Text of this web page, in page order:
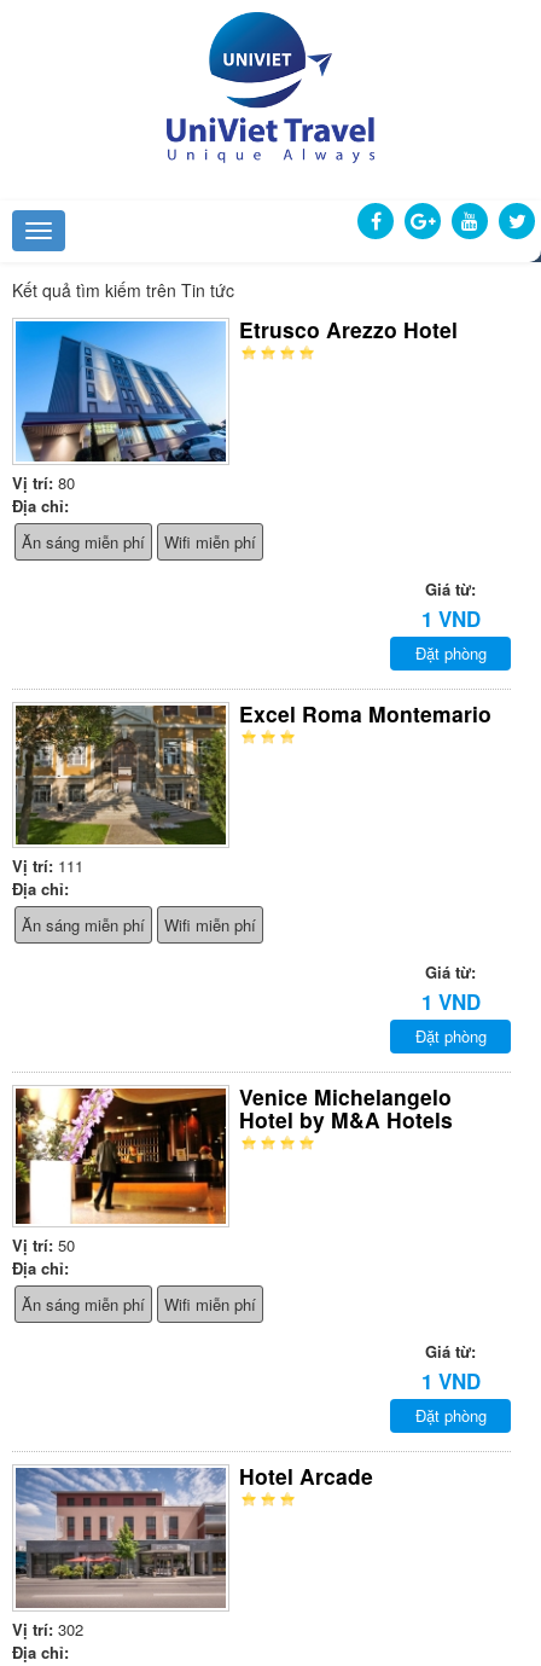
Kết quả tìm kiếm trên Tin tức
Etrusco Arezzo Hotel
Vị trí: 80
Địa chỉ:
Ăn sáng miễn phí
Wifi miễn phí
Giá từ:
1 VND
Đặt phòng
Excel Roma Montemario
Vị trí: 111
Địa chỉ:
Ăn sáng miễn phí
Wifi miễn phí
Giá từ:
1 VND
Đặt phòng
Venice Michelangelo
Hotel by M&A Hotels
Vị trí: 50
Địa chỉ:
Ăn sáng miễn phí
Wifi miễn phí
Giá từ:
1 VND
Đặt phòng
Hotel Arcade
Vị trí: 302
Địa chỉ: